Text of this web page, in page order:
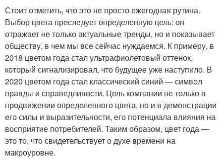
Стоит отметить, что это не просто ежегодная рутина.
Выбор цвета преследует определенную цель: он
отражает не только актуальные тренды, но и показывает
обществу, в чем мы все сейчас нуждаемся. К примеру, в
2018 цветом года стал ультрафиолетовый оттенок,
который сигнализировал, что будущее уже наступило. В
2020 цветом года стал классический синий — символ
правды и справедливости. Цель компании не только в
продвижении определенного цвета, но и в демонстрации
его силы и выразительности, его потенциала влияния на
восприятие потребителей. Таким образом, цвет года —
это то, что свидетельствует о духе времени на
макроуровне.